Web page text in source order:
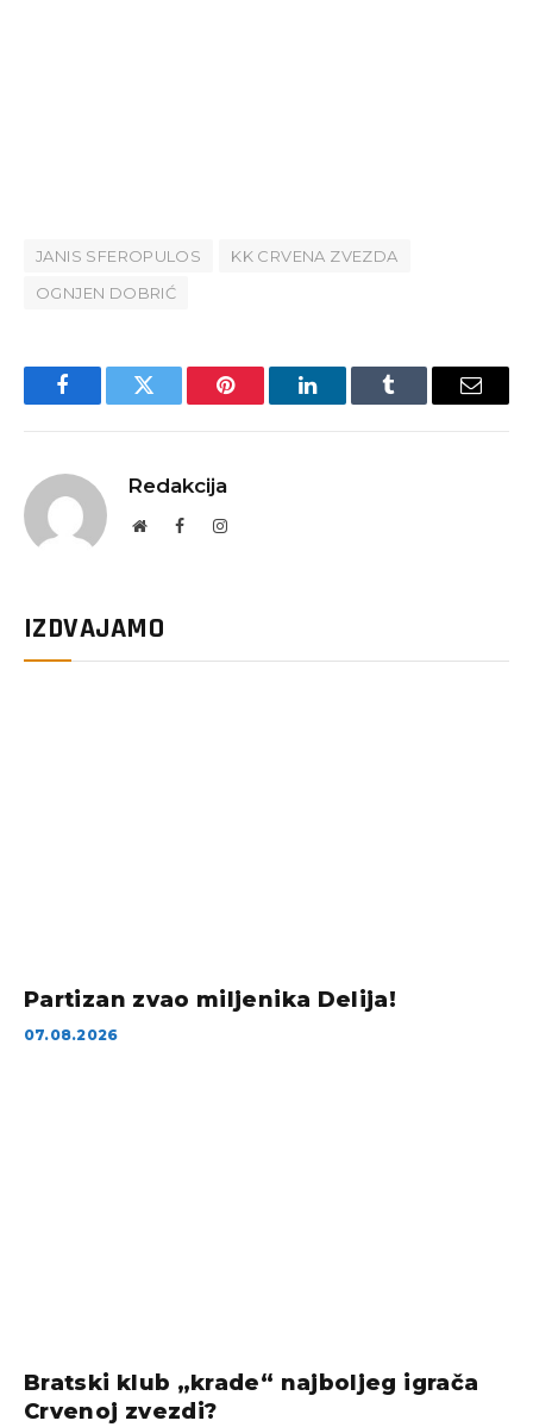
JANIS SFEROPULOS
KK CRVENA ZVEZDA
OGNJEN DOBRIĆ
FacebookTwitter Pinterest LinkedInTumblr Email
Redakcija
WebsiteFacebookInstagram
IZDVAJAMO
Partizan zvao miljenika Delija!
07.08.2026
Bratski klub „krade“ najboljeg igrača
Crvenoj zvezdi?